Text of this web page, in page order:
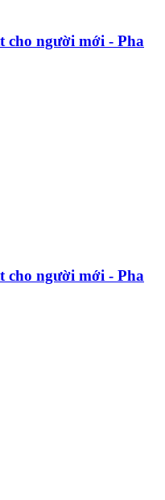
cho người mới - Pha
cho người mới - Pha